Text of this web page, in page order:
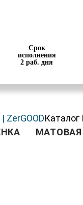
Срок
исполнения
2 раб. дня
Каталог